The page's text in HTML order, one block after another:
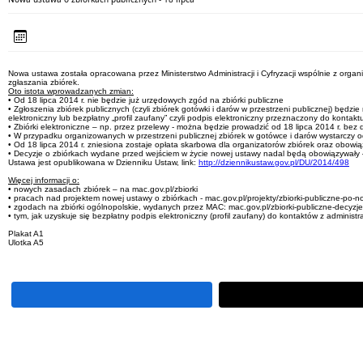
Nowa ustawa została opracowana przez Ministerstwo Administracji i Cyfryzacji wspólnie z
zgłaszania zbiórek.
Oto istota wprowadzanych zmian:
• Od 18 lipca 2014 r. nie będzie już urzędowych zgód na zbiórki publiczne
• Zgłoszenia zbiórek publicznych (czyli zbiórek gotówki i darów w przestrzeni publicznej)
elektroniczny lub bezpłatny „profil zaufany” czyli podpis elektroniczny przeznaczony do
• Zbiórki elektroniczne – np. przez przelewy - można będzie prowadzić od 18 lipca 2014 r. bez
• W przypadku organizowanych w przestrzeni publicznej zbiórek w gotówce i darów
• Od 18 lipca 2014 r. zniesiona zostaje opłata skarbowa dla organizatorów zbiórek oraz
• Decyzje o zbiórkach wydane przed wejściem w życie nowej ustawy nadal będą
Ustawa jest opublikowana w Dzienniku Ustaw, link: http://dziennikustaw.gov.pl/DU/2014/498
Więcej informacji o:
• nowych zasadach zbiórek – na mac.gov.pl/zbiorki
• pracach nad projektem nowej ustawy o zbiórkach - mac.gov.pl/projekty/zbiorki-publiczne-po-
• zgodach na zbiórki ogólnopolskie, wydanych przez MAC: mac.gov.pl/zbiorki-publiczne-
• tym, jak uzyskuje się bezpłatny podpis elektroniczny (profil zaufany) do kontaktów z
Plakat A1
Ulotka A5